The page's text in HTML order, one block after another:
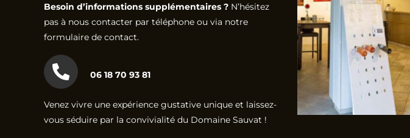
Besoin d’informations supplémentaires ?N’hésitez
pas à nous contacter par téléphone ou via notre
formulaire de contact.
06 18 70 93 81
Venez vivre une expérience gustative unique et laissez-
vous séduire par la convivialité du Domaine Sauvat !